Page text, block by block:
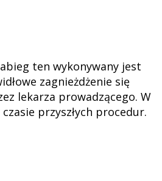
ten wykonywany jest
zagnieżdżenie się
lekarza prowadzącego. W
przyszłych procedur.